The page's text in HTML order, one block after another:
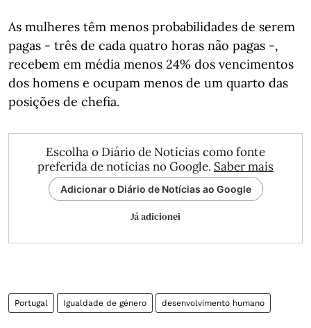
As mulheres têm menos probabilidades de serem
pagas - três de cada quatro horas não pagas -,
recebem em média menos 24% dos vencimentos
dos homens e ocupam menos de um quarto das
posições de chefia.
Escolha o Diário de Notícias como fonte
preferida de notícias no Google. Saber mais
Adicionar o Diário de Notícias ao Google
Já adicionei
Portugal Igualdade de género desenvolvimento humano